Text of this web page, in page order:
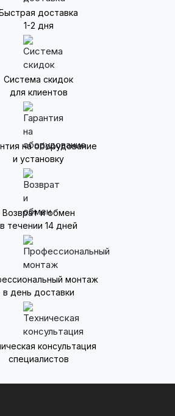
с выбросом воздуха вверх
высокого качества,
и образованию коррозии.
устойчивостью к высоким
центробежным колесом и
шума.
доставка
1-2 дня
Система скидок
для клиентов
на оборудование
и установку
Возврат и обмен
в течении 14 дней
монтаж
в день доставки
консультация
специалистов